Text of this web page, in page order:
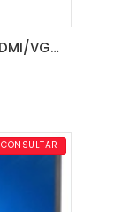
MONITOR LED DE 23.5" MDC WIDE HDMI/VGA/SPK BLACK
CONSULTAR